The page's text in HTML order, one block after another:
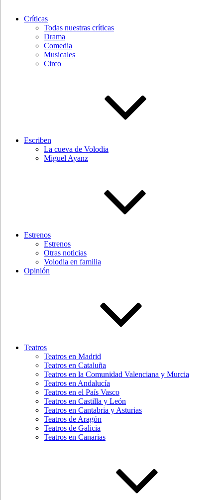
Críticas
Todas nuestras críticas
Drama
Comedia
Musicales
Circo
Escriben
La cueva de Volodia
Miguel Ayanz
Estrenos
Estrenos
Otras noticias
Volodia en familia
Opinión
Teatros
Teatros en Madrid
Teatros en Cataluña
Teatros en la Comunidad Valenciana y Murcia
Teatros en Andalucía
Teatros en el País Vasco
Teatros en Castilla y León
Teatros en Cantabria y Asturias
Teatros de Aragón
Teatros de Galicia
Teatros en Canarias